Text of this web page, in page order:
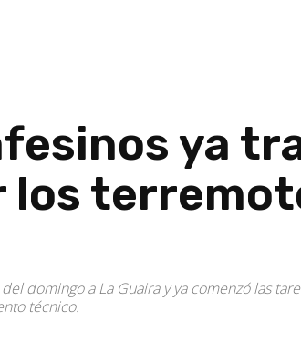
ya
los
domingo a La Guaira y ya comenzó las
técnico.